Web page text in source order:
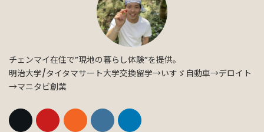
チェンマイ在住で”現地の暮らし体験”を提供。
明治大学/タイタマサート大学交換留学→いすゞ自動車→デロイト
→マニタビ創業